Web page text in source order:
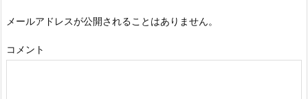
メールアドレスが公開されることはありません。
コメント